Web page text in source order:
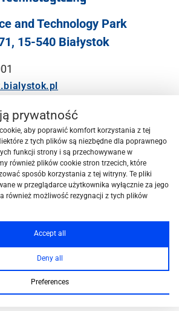
and Technology Park
15-540 Białystok
prywatność
aby poprawić komfort korzystania z tej
z tych plików są niezbędne dla poprawnego
funkcji strony i są przechowywane w
również plików cookie stron trzecich, które
sposób korzystania z tej witryny. Te pliki
w przeglądarce użytkownika wyłącznie za jego
również możliwość rezygnacji z tych plików
Accept all
Deny all
Preferences